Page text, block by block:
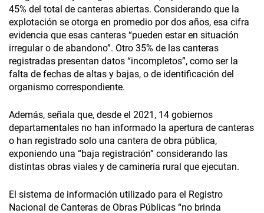
45% del total de canteras abiertas. Considerando que la
explotación se otorga en promedio por dos años, esa cifra
evidencia que esas canteras “pueden estar en situación
irregular o de abandono”. Otro 35% de las canteras
registradas presentan datos “incompletos”, como ser la
falta de fechas de altas y bajas, o de identificación del
organismo correspondiente.
Además, señala que, desde el 2021, 14 gobiernos
departamentales no han informado la apertura de canteras
o han registrado solo una cantera de obra pública,
exponiendo una “baja registración” considerando las
distintas obras viales y de caminería rural que ejecutan.
El sistema de información utilizado para el Registro
Nacional de Canteras de Obras Públicas “no brinda